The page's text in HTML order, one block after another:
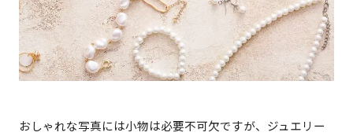
おしゃれな写真には小物は必要不可欠ですが、ジュエリー